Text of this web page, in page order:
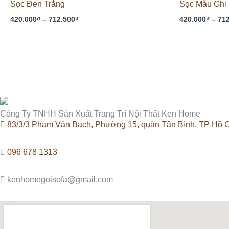
Sọc Đen Trắng
420.000₫ – 712.500₫
Sọc Màu Ghi
420.000₫ –
Công Ty TNHH Sản Xuất Trang Trí Nội Thất Ken Home
83/3/3 Phạm Văn Bạch, Phường 15, quận Tân Bình, TP Hồ
096 678 1313
kenhomegoisofa@gmail.com